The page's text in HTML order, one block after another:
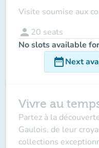
Visite soumise aux
person 20 seats
No slots available
date_rangeNext
Vivre au
Partez à la
Gaulois, de leur
collections